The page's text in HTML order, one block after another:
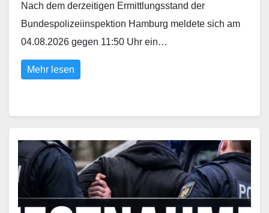
Nach dem derzeitigen Ermittlungsstand der
Bundespolizeiinspektion Hamburg meldete sich am
04.08.2026 gegen 11:50 Uhr ein…
Mehr lesen